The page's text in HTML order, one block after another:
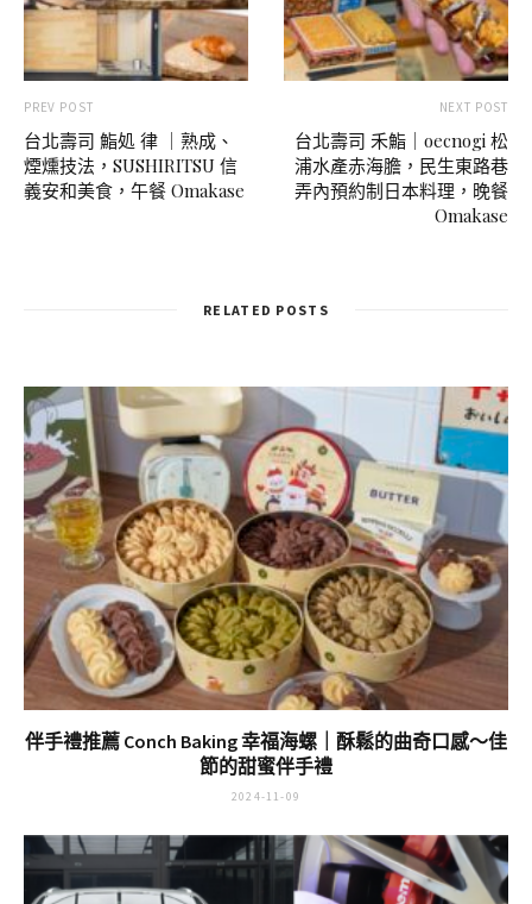
PREV POST
台北壽司 鮨処 律 ｜熟成、
煙燻技法，SUSHIRITSU 信
義安和美食，午餐 Omakase
NEXT POST
台北壽司 禾鮨｜oecnogi 松
浦水產赤海膽，民生東路巷
弄內預約制日本料理，晚餐
Omakase
RELATED POSTS
伴手禮推薦 Conch Baking 幸福海螺｜酥鬆的曲奇口感～佳
節的甜蜜伴手禮
2024-11-09